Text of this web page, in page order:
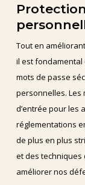
Tout en
il est fondamental
mots de passe
personnelles. Les
d’entrée pour les
réglementations
de plus en plus
et des
améliorer nos